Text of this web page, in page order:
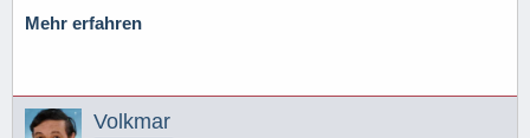
Mehr erfahren
Volkmar